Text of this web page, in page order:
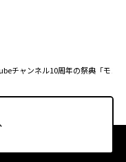
チャンネル10周年の祭典「モン